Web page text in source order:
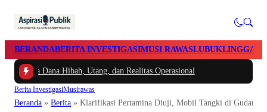
BERANDABERITA INVESTIGASIMUSI RAWASLUBUKLINGGAU
Dana Hibah, Utang, dan Realitas Operasional
Berita InvestigasiMusirawas
Beranda » Berita » Klarifikasi Pertamina Diuji, Mobil Tangki di Gudang